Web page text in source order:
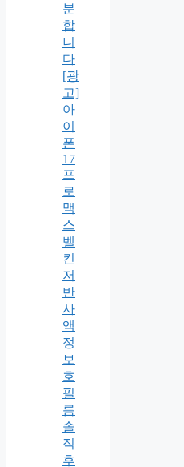
분
합
니
다
[광
고]
아
이
폰
17
프
로
맥
스
벨
킨
저
반
사
액
정
보
호
필
름
솔
직
후